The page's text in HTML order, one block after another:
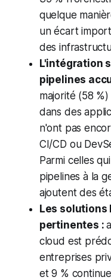
quelque
un écart
des
L'intégration
pipelines
majorité (58
dans des
n'ont pas
CI/CD ou
Parmi celles
pipelines à la
ajoutent des
Les
pertinentes :
cloud est
entreprises
et 9 %